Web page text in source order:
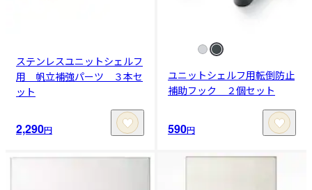
ステンレスユニットシェルフ
用 帆立補強パーツ ３本セ
ット
2,290円
ユニットシェルフ用転倒防止
補助フック ２個セット
590円